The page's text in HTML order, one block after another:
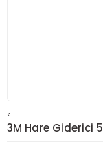
<
3M Hare Giderici